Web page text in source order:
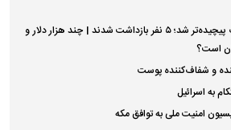
معمای قتل مداح معروف پیچیده‌تر شد؛ ۵ نفر بازداشت شدند | چند هزار دلار و
است؟
و شفاف‌کننده پوست
به اسرائیل
امنیت ملی به توافق مکه